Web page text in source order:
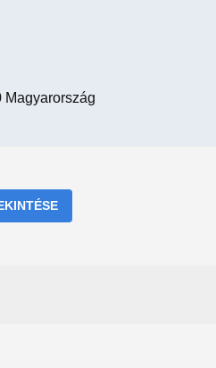
Magyarország